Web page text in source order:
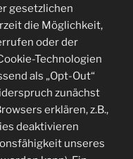
gesetzlichen
die Möglichkeit,
oder der
Technologien
als „Opt-Out“
zunächst
erklären, z.B.,
deaktivieren
unseres